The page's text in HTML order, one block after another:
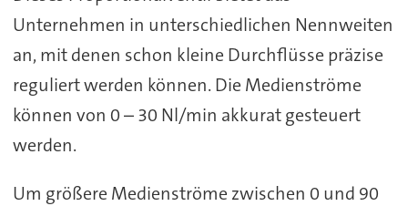
Unternehmen in unterschiedlichen Nennweiten
an, mit denen schon kleine Durchflüsse präzise
reguliert werden können. Die Medienströme
können von 0 – 30 Nl/min akkurat gesteuert
werden.
Um größere Medienströme zwischen 0 und 90